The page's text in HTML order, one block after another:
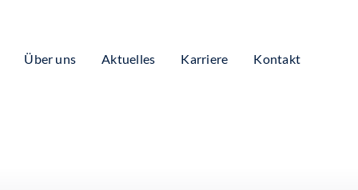
Über uns Aktuelles Karriere Kontakt